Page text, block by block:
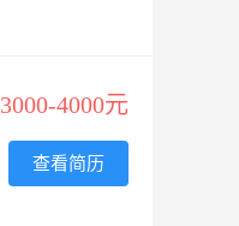
3000-4000元
查看简历